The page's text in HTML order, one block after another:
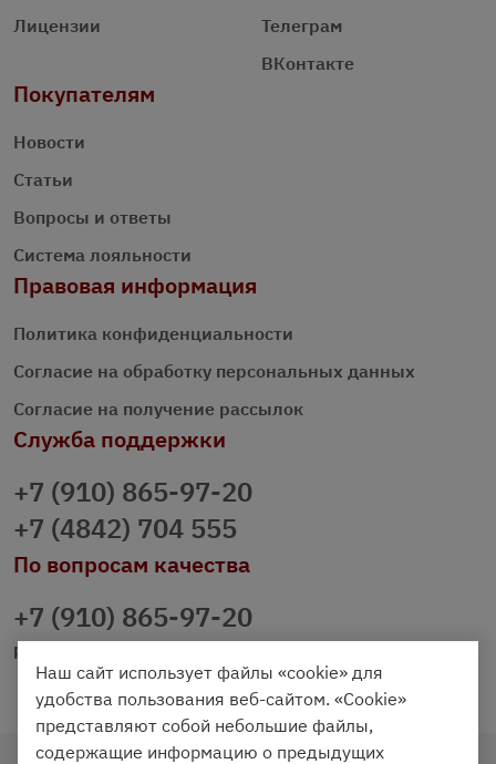
Лицензии
Телеграм
ВКонтакте
Покупателям
Новости
Статьи
Вопросы и ответы
Система лояльности
Правовая информация
Политика конфиденциальности
Согласие на обработку персональных данных
Согласие на получение рассылок
Служба поддержки
+7 (910) 865-97-20
+7 (4842) 704 555
По вопросам качества
+7 (910) 865-97-20
prazdnichniy40@palmi.ru
Наш сайт использует файлы «cookie» для
удобства пользования веб-сайтом. «Cookie»
представляют собой небольшие файлы,
содержащие информацию о предыдущих